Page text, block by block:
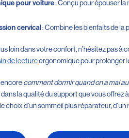
pour voiture: Conçu pour épouser la
cervical: Combine les bienfaits de la
loin dans votre confort, n’hésitez pas
de lectureergonomique pour prolonger
comment dormir quand on a mal
la qualité du support que vous offrez
choix d’un sommeil plus réparateur,